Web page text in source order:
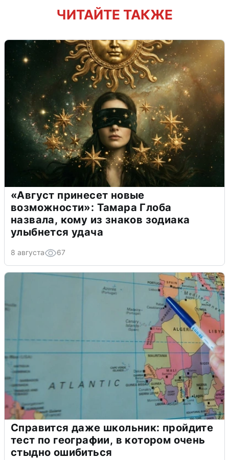
ЧИТАЙТЕ ТАКЖЕ
«Август принесет новые
возможности»: Тамара Глоба
назвала, кому из знаков зодиака
улыбнется удача
8 августа 67
Справится даже школьник: пройдите
тест по географии, в котором очень
стыдно ошибиться